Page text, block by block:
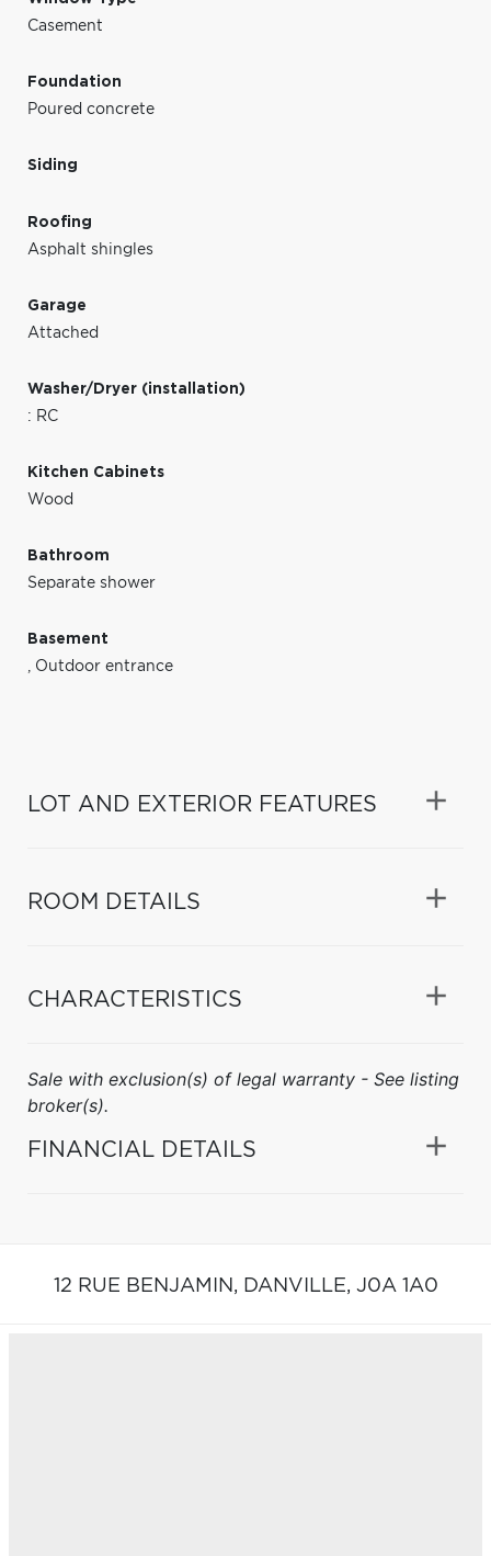
Casement
Foundation
Poured concrete
Siding
Roofing
Asphalt shingles
Garage
Attached
Washer/Dryer (installation)
: RC
Kitchen Cabinets
Wood
Bathroom
Separate shower
Basement
, Outdoor entrance
LOT AND EXTERIOR FEATURES
ROOM DETAILS
CHARACTERISTICS
Sale with exclusion(s) of legal warranty - See listing
broker(s).
FINANCIAL DETAILS
12 RUE BENJAMIN, DANVILLE, J0A 1A0